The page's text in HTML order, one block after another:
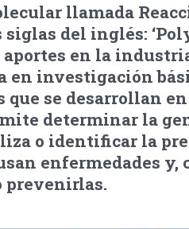
llamada
siglas del inglés:
en la
investigación
se desarrollan
determinar la
o identificar la
enfermedades
prevenirlas.